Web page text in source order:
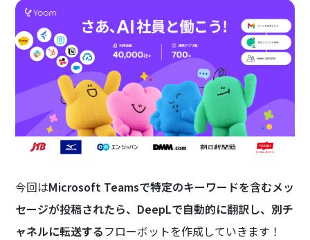
今回はMicrosoft Teamsで特定のキーワードを含むメッ
セージが投稿されたら、DeepLで自動的に翻訳し、別チ
ャネルに転送するフローボットを作成していきます！